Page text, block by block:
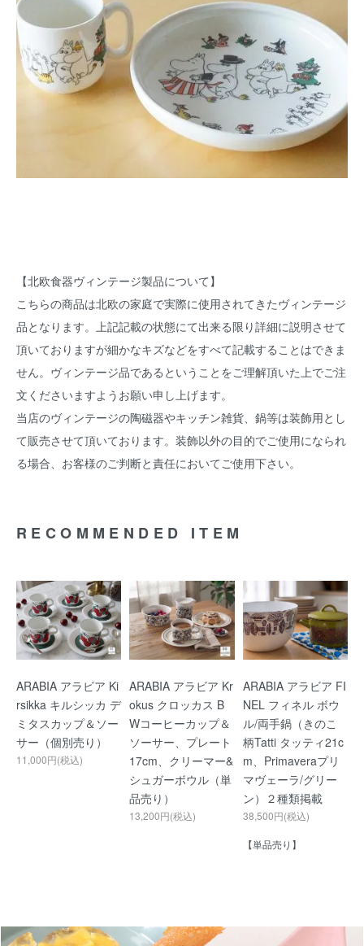
【北欧食器ヴィンテージ製品について】
こちらの商品は北欧の家庭で実際に使用されてきたヴィンテージ
品となります。上記記載の状態にて出来る限り詳細に説明させて
頂いておりますが細かなキズなどをすべて記載することはできま
せん。ヴィンテージ品であるということをご理解頂いた上でご注
文くださいますようお願い申し上げます。
当店のヴィンテージの陶磁器やキッチン雑貨、鍋等は装飾用とし
て販売させて頂いております。装飾以外の目的でご使用になられ
る場合、お客様のご判断と責任においてご使用下さい。
RECOMMENDED ITEM
ARABIA アラビア Ki
rsikka キルシッカ デ
ミタスカップ＆ソー
サー（個別売り）
11,000円(税込)
ARABIA アラビア Kr
okus クロッカス B
Wコーヒーカップ＆
ソーサー、プレート
17cm、クリーマー&
シュガーボウル（単
品売り）
13,200円(税込)
ARABIA アラビア FI
NEL フィネル ボウ
ル/両手鍋（きのこ
柄Tatti タッティ21c
m、Primaveraプリ
マヴェーラ/グリー
ン）２種類掲載
38,500円(税込)
【単品売り】